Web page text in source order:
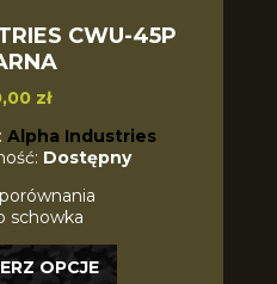
CWU-45P
zł
Alpha Industries
Dostępny
schowka
OPCJE